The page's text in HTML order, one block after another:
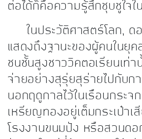
ต่อได้ก็คือความรู้สึกชุบชูใจใ
ในประวัติศาสตร์โลก, ดอ
แสดงถึงฐานะของผู้คนในยุ
ชนชั้นสูงชาววิคตอเรียนเท่า
จ่ายอย่างสุรุ่ยสุร่ายไปกับก
นอกฤดูกาลไว้ในเรือนกระจ
เหรียญทองอยู่เต็มกระเป๋าเ
โรงงานขนมปัง หรือสวนดอ